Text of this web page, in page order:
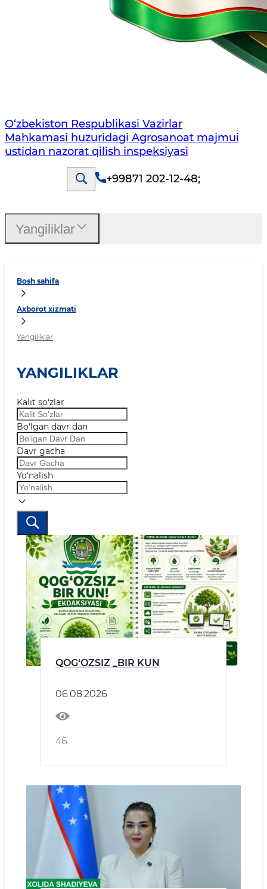
O‘zbekiston Respublikasi Vazirlar
Mahkamasi huzuridagi Agrosanoat majmui
ustidan nazorat qilish inspeksiyasi
+99871 202-12-48;
Bosh sahifa
Axborot xizmati
Yangiliklar
YANGILIKLAR
Kalit so‘zlar
Bo‘lgan davr dan
Davr gacha
Yo‘nalish
QOG‘OZSIZ _BIR KUN
06.08.2026
46
Yangiliklar